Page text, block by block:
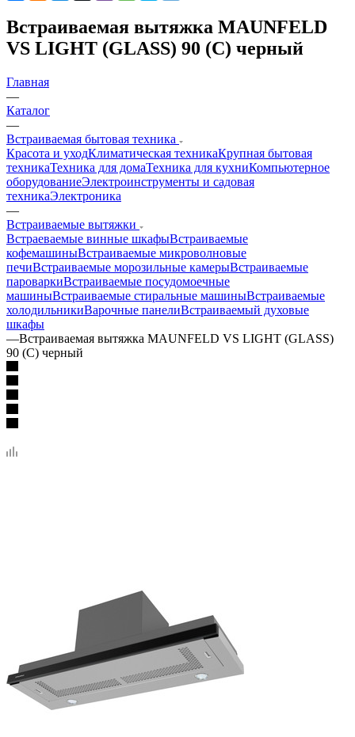
Встраиваемая вытяжка MAUNFELD
VS LIGHT (GLASS) 90 (C) черный
Главная
—
Каталог
—
Встраиваемая бытовая техника
Красота и уходКлиматическая техникаКрупная бытовая
техникаТехника для домаТехника для кухниКомпьютерное
оборудованиеЭлектроинструменты и садовая
техникаЭлектроника
—
Встраиваемые вытяжки
Встраеваемые винные шкафыВстраиваемые
кофемашиныВстраиваемые микроволновые
печиВстраиваемые морозильные камерыВстраиваемые
пароваркиВстраиваемые посудомоечные
машиныВстраиваемые стиральные машиныВстраиваемые
холодильникиВарочные панелиВстраиваемый духовые
шкафы
—Встраиваемая вытяжка MAUNFELD VS LIGHT (GLASS)
90 (C) черный